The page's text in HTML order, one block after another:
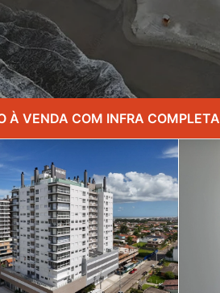
À VENDA COM INFRA COMPLETA